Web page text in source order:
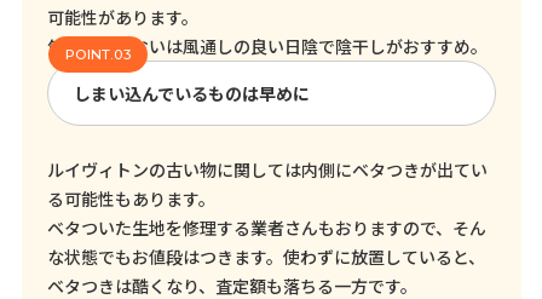
可能性があります。
気になるにおいは風通しの良い日陰で陰干しがおすすめ。
しまい込んでいるものは早めに
ルイヴィトンの古い物に関しては内側にベタつきが出てい
る可能性もあります。
ベタついた生地を修理する業者さんもおりますので、そん
な状態でもお値段はつきます。使わずに放置していると、
ベタつきは酷くなり、査定額も落ちる一方です。